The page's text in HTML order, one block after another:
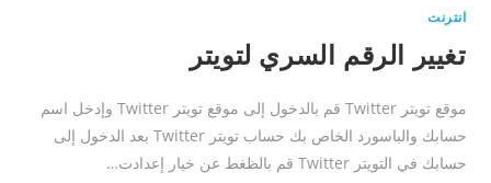
انترنت
تغيير الرقم السري لتويتر
موقع تويتر Twitter قم بالدخول إلى موقع تويتر Twitter وإدخل اسم
حسابك والباسورد الخاص بك حساب تويتر Twitter بعد الدخول إلى
حسابك في التويتر Twitter قم بالظغط عن خيار إعدادت…